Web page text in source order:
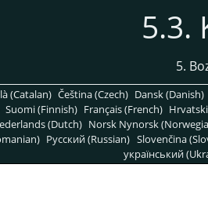
5.3.
5.
(Catalan) Čeština (Czech) Dansk (Danish)
Suomi (Finnish) Français (French)
(Dutch) Norsk Nynorsk
Pусский (Russian) Slovenčina
український